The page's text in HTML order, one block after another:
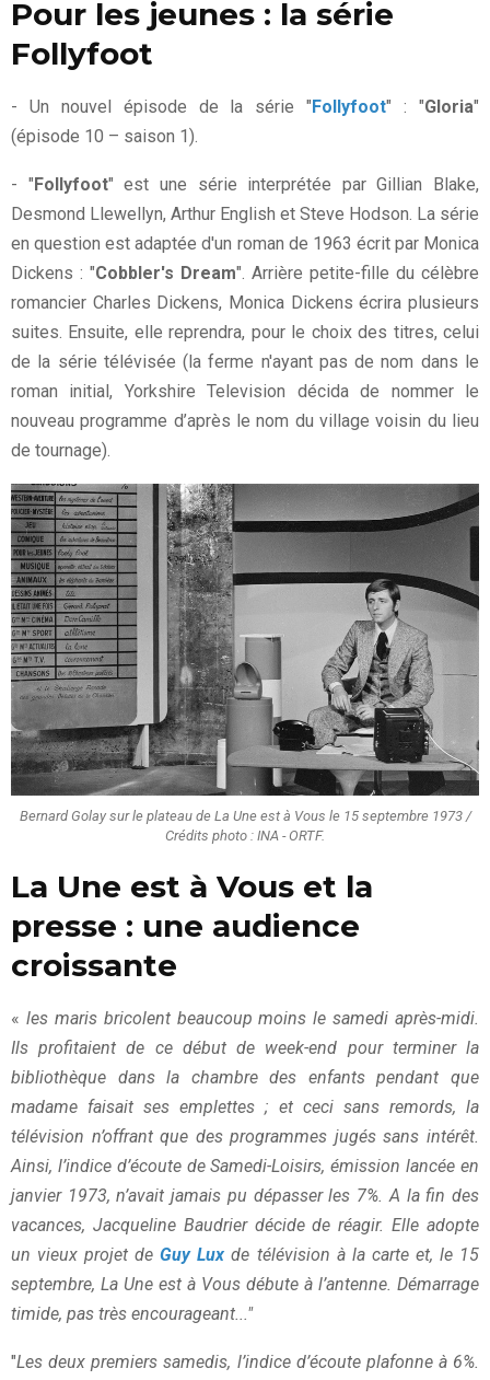
Pour les jeunes : la série
Follyfoot
- Un nouvel épisode de la série "Follyfoot" : "Gloria"
(épisode 10 – saison 1).
- "Follyfoot" est une série interprétée par Gillian Blake,
Desmond Llewellyn, Arthur English et Steve Hodson. La série
en question est adaptée d'un roman de 1963 écrit par Monica
Dickens : "Cobbler's Dream" . Arrière petite-fille du célèbre
romancier Charles Dickens, Monica Dickens écrira plusieurs
suites. Ensuite, elle reprendra, pour le choix des titres, celui
de la série télévisée (la ferme n'ayant pas de nom dans le
roman initial, Yorkshire Television décida de nommer le
nouveau programme d’après le nom du village voisin du lieu
de tournage).
Bernard Golay sur le plateau de La Une est à Vous le 15 septembre 1973 /
Crédits photo : INA - ORTF.
La Une est à Vous et la
presse : une audience
croissante
« les maris bricolent beaucoup moins le samedi après-midi.
Ils profitaient de ce début de week-end pour terminer la
bibliothèque dans la chambre des enfants pendant que
madame faisait ses emplettes ; et ceci sans remords, la
télévision n’offrant que des programmes jugés sans intérêt.
Ainsi, l’indice d’écoute de Samedi-Loisirs, émission lancée en
janvier 1973, n’avait jamais pu dépasser les 7%.A la fin des
vacances, Jacqueline Baudrier décide de réagir. Elle adopte
un vieux projet deGuy Lux de télévision à la carte et, le 15
septembre, La Une est à Vous débute à l’antenne. Démarrage
timide, pas très encourageant..."
"Les deux premiers samedis, l’indice d’écoute plafonne à 6%.